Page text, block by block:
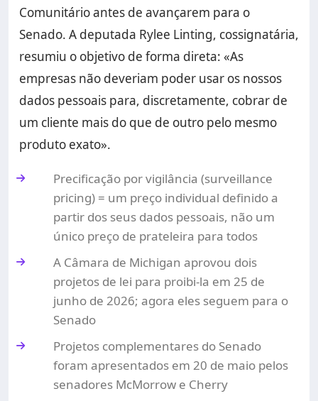
Comunitário antes de avançarem para o
Senado. A deputada Rylee Linting, cossignatária,
resumiu o objetivo de forma direta: «As
empresas não deveriam poder usar os nossos
dados pessoais para, discretamente, cobrar de
um cliente mais do que de outro pelo mesmo
produto exato».
Precificação por vigilância (surveillance
pricing) = um preço individual definido a
partir dos seus dados pessoais, não um
único preço de prateleira para todos
A Câmara de Michigan aprovou dois
projetos de lei para proibi-la em 25 de
junho de 2026; agora eles seguem para o
Senado
Projetos complementares do Senado
foram apresentados em 20 de maio pelos
senadores McMorrow e Cherry